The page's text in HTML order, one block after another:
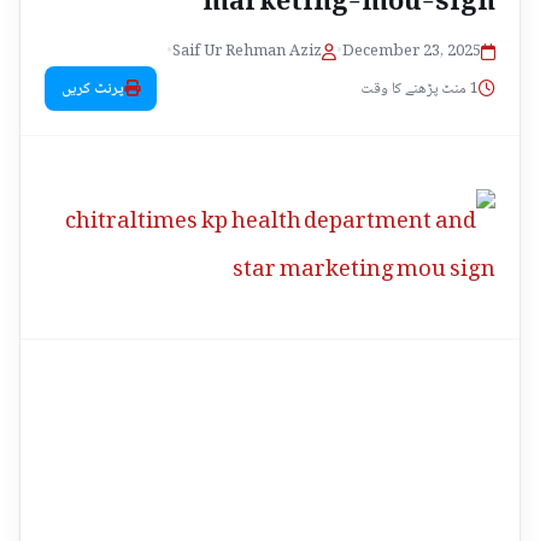
December 23, 2025
•
Saif Ur Rehman Aziz
•
1 منٹ پڑھنے کا وقت
پرنٹ کریں